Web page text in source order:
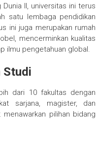
II, universitas ini terus
satu lembaga pendidikan
ini juga merupakan rumah
mencerminkan kualitas
ilmu pengetahuan global.
Studi
dari 10 fakultas dengan
sarjana, magister, dan
pilihan bidang